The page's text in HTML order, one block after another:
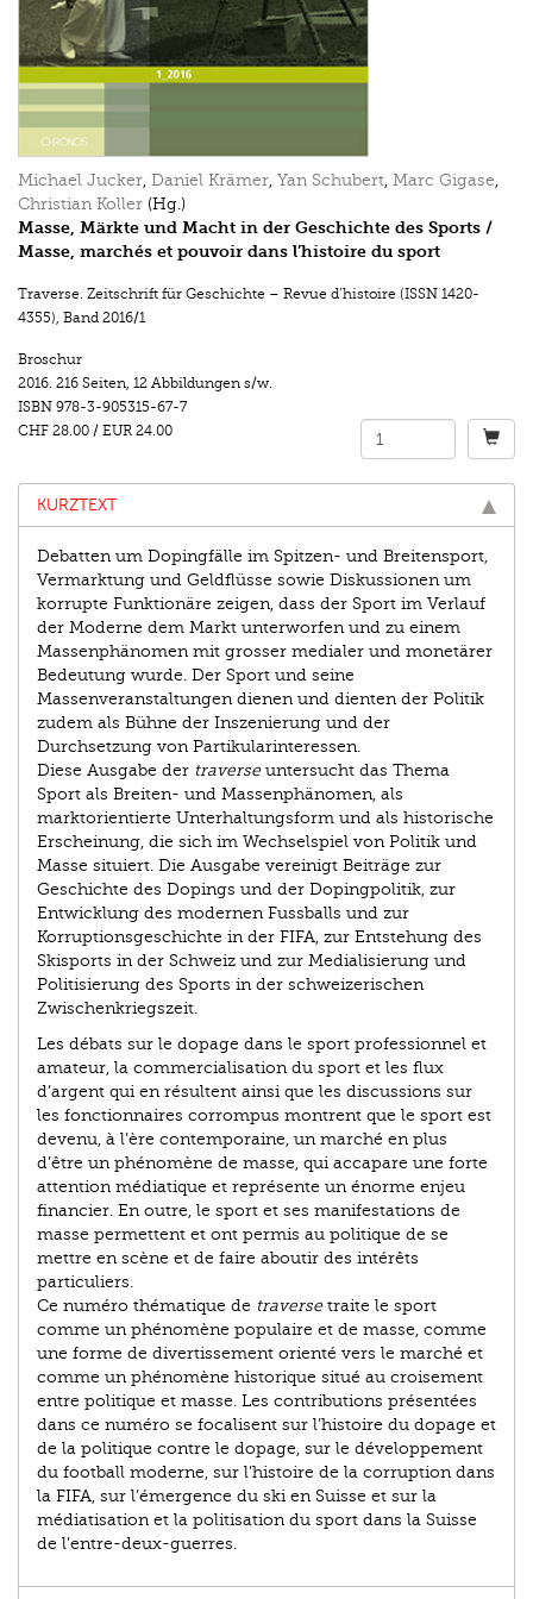
Michael Jucker, Daniel Krämer, Yan Schubert, Marc Gigase,
Christian Koller (Hg.)
Masse, Märkte und Macht in der Geschichte des Sports /
Masse, marchés et pouvoir dans l’histoire du sport
Traverse. Zeitschrift für Geschichte – Revue d’histoire (ISSN 1420-
4355), Band 2016/1
Broschur
2016. 216 Seiten, 12 Abbildungen s/w.
ISBN 978-3-905315-67-7
CHF 28.00 / EUR 24.00
KURZTEXT
Debatten um Dopingfälle im Spitzen- und Breitensport,
Vermarktung und Geldflüsse sowie Diskussionen um
korrupte Funktionäre zeigen, dass der Sport im Verlauf
der Moderne dem Markt unterworfen und zu einem
Massenphänomen mit grosser medialer und monetärer
Bedeutung wurde. Der Sport und seine
Massenveranstaltungen dienen und dienten der Politik
zudem als Bühne der Inszenierung und der
Durchsetzung von Partikularinteressen.
Diese Ausgabe der traverseuntersucht das Thema
Sport als Breiten- und Massenphänomen, als
marktorientierte Unterhaltungsform und als historische
Erscheinung, die sich im Wechselspiel von Politik und
Masse situiert. Die Ausgabe vereinigt Beiträge zur
Geschichte des Dopings und der Dopingpolitik, zur
Entwicklung des modernen Fussballs und zur
Korruptionsgeschichte in der FIFA, zur Entstehung des
Skisports in der Schweiz und zur Medialisierung und
Politisierung des Sports in der schweizerischen
Zwischenkriegszeit.
Les débats sur le dopage dans le sport professionnel et
amateur, la commercialisation du sport et les flux
d’argent qui en résultent ainsi que les discussions sur
les fonctionnaires corrompus montrent que le sport est
devenu, à l’ère contemporaine, un marché en plus
d’être un phénomène de masse, qui accapare une forte
attention médiatique et représente un énorme enjeu
financier. En outre, le sport et ses manifestations de
masse permettent et ont permis au politique de se
mettre en scène et de faire aboutir des intérêts
particuliers.
Ce numéro thématique de traversetraite le sport
comme un phénomène populaire et de masse, comme
une forme de divertissement orienté vers le marché et
comme un phénomène historique situé au croisement
entre politique et masse. Les contributions présentées
dans ce numéro se focalisent sur l’histoire du dopage et
de la politique contre le dopage, sur le développement
du football moderne, sur l’histoire de la corruption dans
la FIFA, sur l’émergence du ski en Suisse et sur la
médiatisation et la politisation du sport dans la Suisse
de l’entre-deux-guerres.